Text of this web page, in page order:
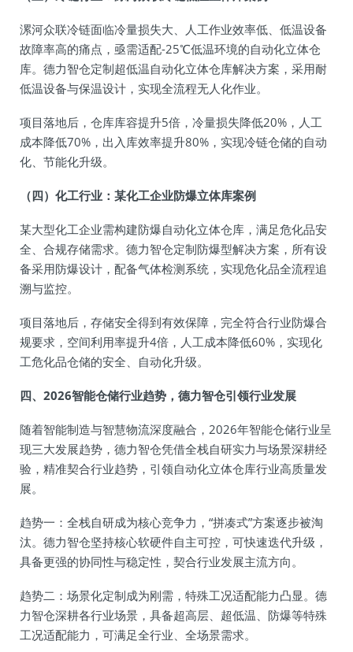
漯河众联冷链面临冷量损失大、人工作业效率低、低温设备
故障率高的痛点，亟需适配-25℃低温环境的自动化立体仓
库。德力智仓定制超低温自动化立体仓库解决方案，采用耐
低温设备与保温设计，实现全流程无人化作业。
项目落地后，仓库库容提升5倍，冷量损失降低20%，人工
成本降低70%，出入库效率提升80%，实现冷链仓储的自动
化、节能化升级。
（四）化工行业：某化工企业防爆立体库案例
某大型化工企业需构建防爆自动化立体仓库，满足危化品安
全、合规存储需求。德力智仓定制防爆型解决方案，所有设
备采用防爆设计，配备气体检测系统，实现危化品全流程追
溯与监控。
项目落地后，存储安全得到有效保障，完全符合行业防爆合
规要求，空间利用率提升4倍，人工成本降低60%，实现化
工危化品仓储的安全、自动化升级。
四、2026智能仓储行业趋势，德力智仓引领行业发展
随着智能制造与智慧物流深度融合，2026年智能仓储行业呈
现三大发展趋势，德力智仓凭借全栈自研实力与场景深耕经
验，精准契合行业趋势，引领自动化立体仓库行业高质量发
展。
趋势一：全栈自研成为核心竞争力，“拼凑式”方案逐步被淘
汰。德力智仓坚持核心软硬件自主可控，可快速迭代升级，
具备更强的协同性与稳定性，契合行业发展主流方向。
趋势二：场景化定制成为刚需，特殊工况适配能力凸显。德
力智仓深耕各行业场景，具备超高层、超低温、防爆等特殊
工况适配能力，可满足全行业、全场景需求。